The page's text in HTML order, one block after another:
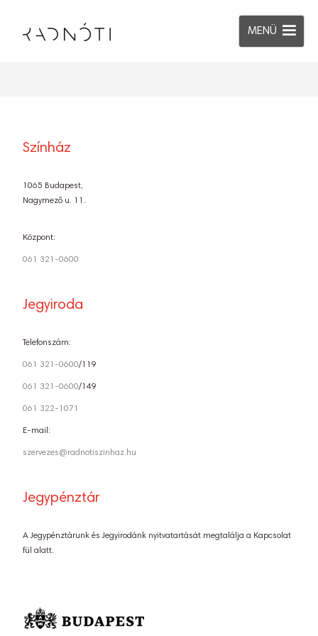
MENÜ
Színház
1065 Budapest,
Nagymező u. 11.
Központ:
061 321-0600
Jegyiroda
Telefonszám:
061 321-0600/119
061 321-0600/149
061 322-1071
E-mail:
szervezes@radnotiszinhaz.hu
Jegypénztár
A Jegypénztárunk és Jegyirodánk nyitvatartását megtalálja a Kapcsolat
fül alatt.